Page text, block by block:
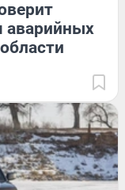
аварийных